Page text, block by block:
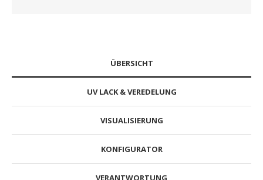
ÜBERSICHT
UV LACK & VEREDELUNG
VISUALISIERUNG
KONFIGURATOR
VERANTWORTUNG